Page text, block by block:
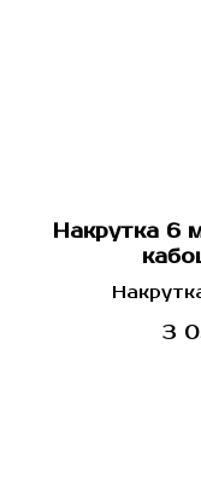
Накрутка 6
Industrial
3